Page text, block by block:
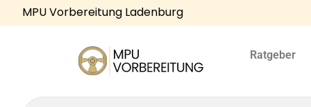
MPU Vorbereitung Ladenburg
Ratgeber